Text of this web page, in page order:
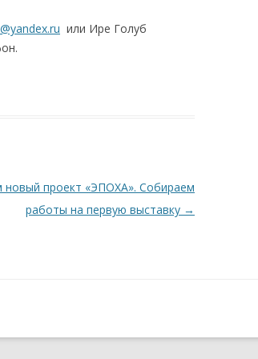
или Ире Голуб
новый проект «ЭПОХА». Собираем
работы на первую выставку →